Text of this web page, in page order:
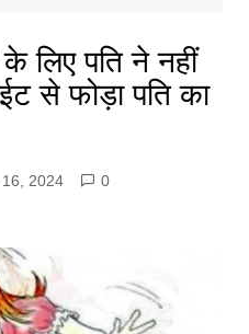
लिए पति ने नहीं
से फोड़ा पति का
2024
0